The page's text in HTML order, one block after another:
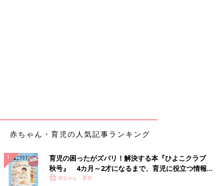
を頻繁にチェックすることをおすすめします」
■ 個別に訪問できるか、問い合わせてみても
「個別に訪問できるかどうかを問い合わせてみたらどうでしょう
か？
赤ちゃん・育児の人気記事ランキング
育児の困ったがズバリ！解決する本『ひよこクラブ
秋号』 4カ月～2才になるまで、育児に役立つ情報が
いっぱい！
赤ちゃん・育児